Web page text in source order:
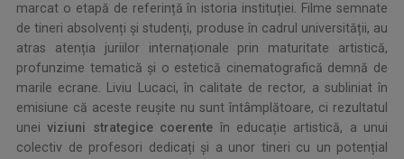
marcat o etapă de referință în istoria instituției. Filme semnate
de tineri absolvenți și studenți, produse în cadrul universității, au
atras atenția juriilor internaționale prin maturitate artistică,
profunzime tematică și o estetică cinematografică demnă de
marile ecrane. Liviu Lucaci, în calitate de rector, a subliniat în
emisiune că aceste reușite nu sunt întâmplătoare, ci rezultatul
uneiviziuni strategice coerente în educație artistică, a unui
colectiv de profesori dedicați și a unor tineri cu un potențial